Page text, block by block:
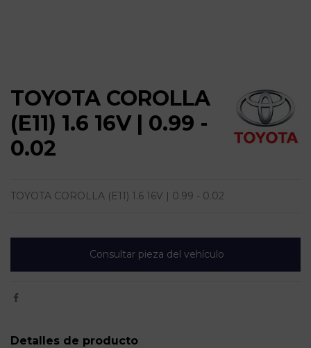
TOYOTA COROLLA
(E11) 1.6 16V | 0.99 -
0.02
TOYOTA COROLLA (E11) 1.6 16V | 0.99 - 0.02
Consultar pieza del vehículo
Detalles de producto